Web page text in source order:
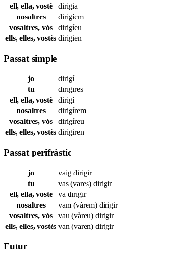
ell, ella, vostè
dirigia
nosaltres
dirigíem
vosaltres, vós
dirigíeu
ells, elles, vostès dirigien
Passat simple
jo
dirigí
tu
dirigires
ell, ella, vostè
dirigí
nosaltres
dirigírem
vosaltres, vós
dirigíreu
ells, elles, vostès dirigiren
Passat perifràstic
jo vaig dirigir
tu
vas (vares) dirigir
ell, ella, vostè
va dirigir
nosaltres
vam (vàrem) dirigir
vosaltres, vós
vau (vàreu) dirigir
ells, elles, vostès van (varen) dirigir
Futur